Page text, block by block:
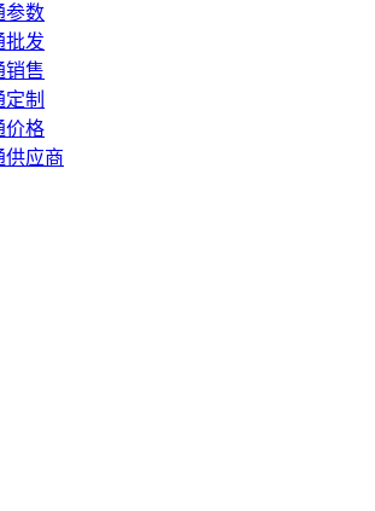
参数
批发
销售
制
价格
供应商